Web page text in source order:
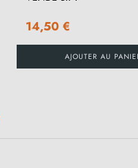
14,50 €
AJOUTER AU